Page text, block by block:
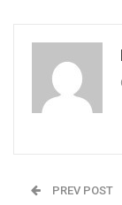
PREV POST